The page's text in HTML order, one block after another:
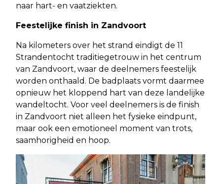
naar hart- en vaatziekten.
Feestelijke finish in Zandvoort
Na kilometers over het strand eindigt de 11
Strandentocht traditiegetrouw in het centrum
van Zandvoort, waar de deelnemers feestelijk
worden onthaald. De badplaats vormt daarmee
opnieuw het kloppend hart van deze landelijke
wandeltocht. Voor veel deelnemers is de finish
in Zandvoort niet alleen het fysieke eindpunt,
maar ook een emotioneel moment van trots,
saamhorigheid en hoop.